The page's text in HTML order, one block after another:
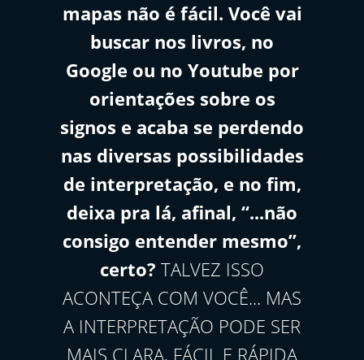
mapas não é fácil. Você vai
buscar nos livros, no
Google ou no Youtube por
orientações sobre os
signos e acaba se perdendo
nas diversas possibilidades
de interpretação, e no fim,
deixa pra lá, afinal, “...não
consigo entender mesmo”,
certo? TALVEZ ISSO
ACONTEÇA COM VOCÊ... MAS
A INTERPRETAÇÃO PODE SER
MAIS CLARA, FÁCIL E RÁPIDA